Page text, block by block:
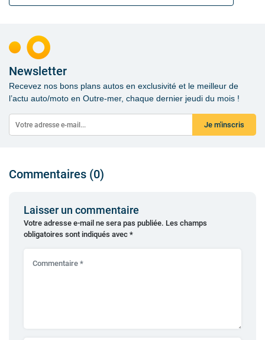
Newsletter
Recevez nos bons plans autos en exclusivité et le meilleur de
l’actu auto/moto en Outre-mer, chaque dernier jeudi du mois !
Je m'inscris
Commentaires (0)
Laisser un commentaire
Votre adresse e-mail ne sera pas publiée. Les champs
obligatoires sont indiqués avec *